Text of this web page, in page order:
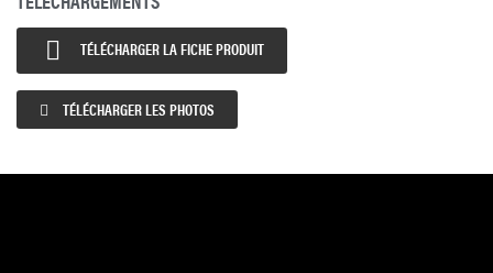
 TÉLÉCHARGER LA FICHE PRODUIT
TÉLÉCHARGER LES PHOTOS